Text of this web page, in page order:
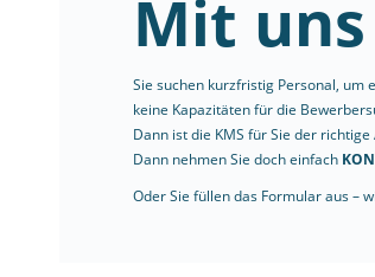
Mit
Sie suchen kurzfristig Personal, um
keine Kapazitäten für die
Dann ist die KMS für Sie der
Dann nehmen Sie doch einfach
Oder Sie füllen das Formular aus –